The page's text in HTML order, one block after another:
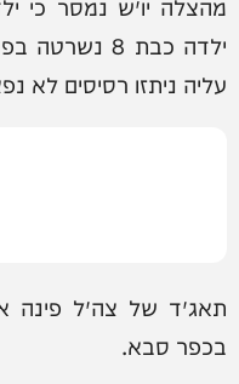
ילדה כבת 8
עליה ניתזו רסיסים לא
תאג״ד של צה״ל פינה
בכפר סבא.